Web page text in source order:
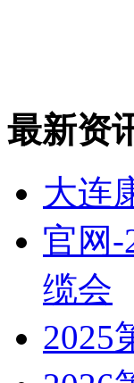
最新资
大连
官网-
缆会
2025